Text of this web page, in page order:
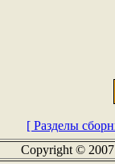
[ Разделы
Copyright ©